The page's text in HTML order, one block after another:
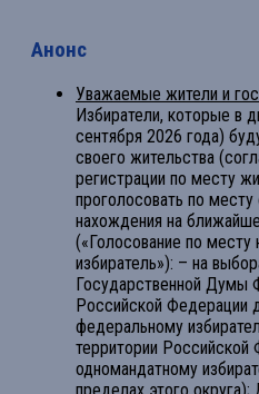
Анонс
Уважаемые жители и
Избиратели, которые в
сентября 2026 года)
своего жительства
регистрации по месту
проголосовать по месту
нахождения на
(«Голосование по
избиратель»): – на
Государственной Думы
Российской Федерации
федеральному
территории Российской
одномандатному